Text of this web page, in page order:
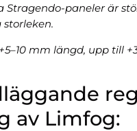
Stragendo-paneler är
mm längd, upp till
av Limfog: